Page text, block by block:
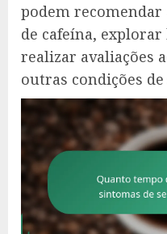
podem recomendar
de cafeína,
realizar avaliações
outras condições de